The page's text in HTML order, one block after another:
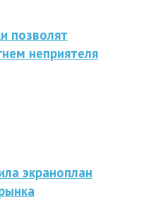
позволят
неприятеля
экраноплан